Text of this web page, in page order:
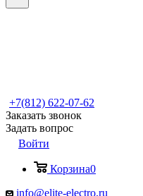
+7(812) 622-07-62
Заказать звонок
Задать вопрос
Войти
Корзина0
info@elite-electro.ru